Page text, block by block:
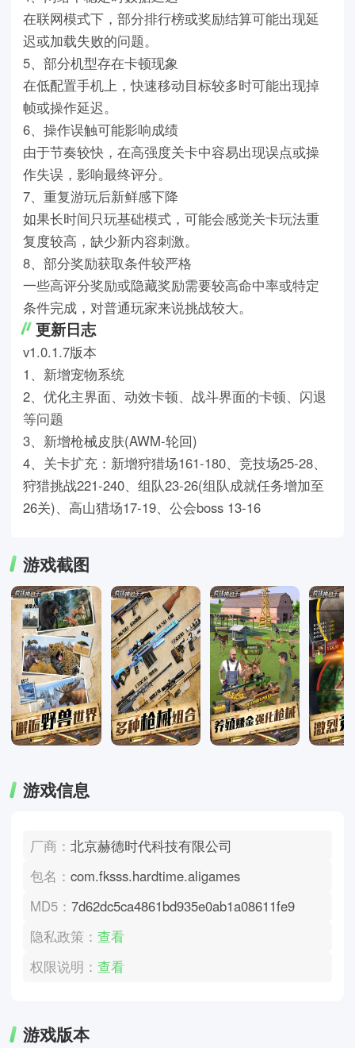
在联网模式下，部分排行榜或奖励结算可能出现延
迟或加载失败的问题。
5、部分机型存在卡顿现象
在低配置手机上，快速移动目标较多时可能出现掉
帧或操作延迟。
6、操作误触可能影响成绩
由于节奏较快，在高强度关卡中容易出现误点或操
作失误，影响最终评分。
7、重复游玩后新鲜感下降
如果长时间只玩基础模式，可能会感觉关卡玩法重
复度较高，缺少新内容刺激。
8、部分奖励获取条件较严格
一些高评分奖励或隐藏奖励需要较高命中率或特定
条件完成，对普通玩家来说挑战较大。
更新日志
v1.0.1.7版本
1、新增宠物系统
2、优化主界面、动效卡顿、战斗界面的卡顿、闪退
等问题
3、新增枪械皮肤(AWM-轮回)
4、关卡扩充：新增狩猎场161-180、竞技场25-28、
狩猎挑战221-240、组队23-26(组队成就任务增加至
26关)、高山猎场17-19、公会boss 13-16
游戏截图
游戏信息
厂商：北京赫德时代科技有限公司
包名：com.fksss.hardtime.aligames
MD5：7d62dc5ca4861bd935e0ab1a08611fe9
隐私政策：查看
权限说明：查看
游戏版本